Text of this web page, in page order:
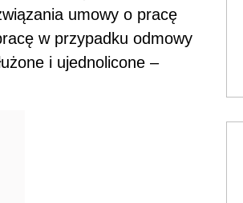
umowy o pracę
w przypadku odmowy
i ujednolicone –